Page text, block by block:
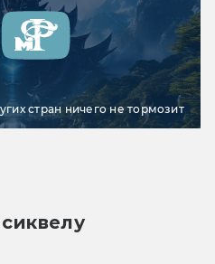
стран ничего не тормозит